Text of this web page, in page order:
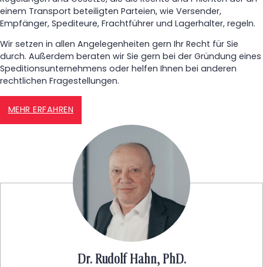
einem Transport beteiligten Parteien, wie Versender,
Empfänger, Spediteure, Frachtführer und Lagerhalter, regeln.
Wir setzen in allen Angelegenheiten gern Ihr Recht für Sie
durch. Außerdem beraten wir Sie gern bei der Gründung eines
Speditionsunternehmens oder helfen Ihnen bei anderen
rechtlichen Fragestellungen.
MEHR ERFAHREN
Dr. Rudolf Hahn, PhD.